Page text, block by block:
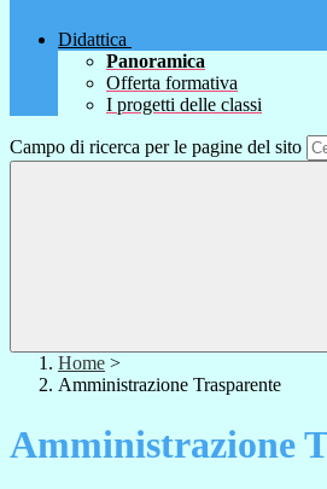
Didattica
Panoramica
Offerta formativa
I progetti delle classi
Campo di ricerca per le pagine del sito
Home >
Amministrazione Trasparente
Amministrazione